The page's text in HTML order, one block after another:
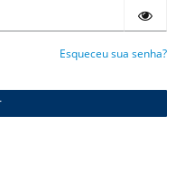
Esqueceu sua senha?